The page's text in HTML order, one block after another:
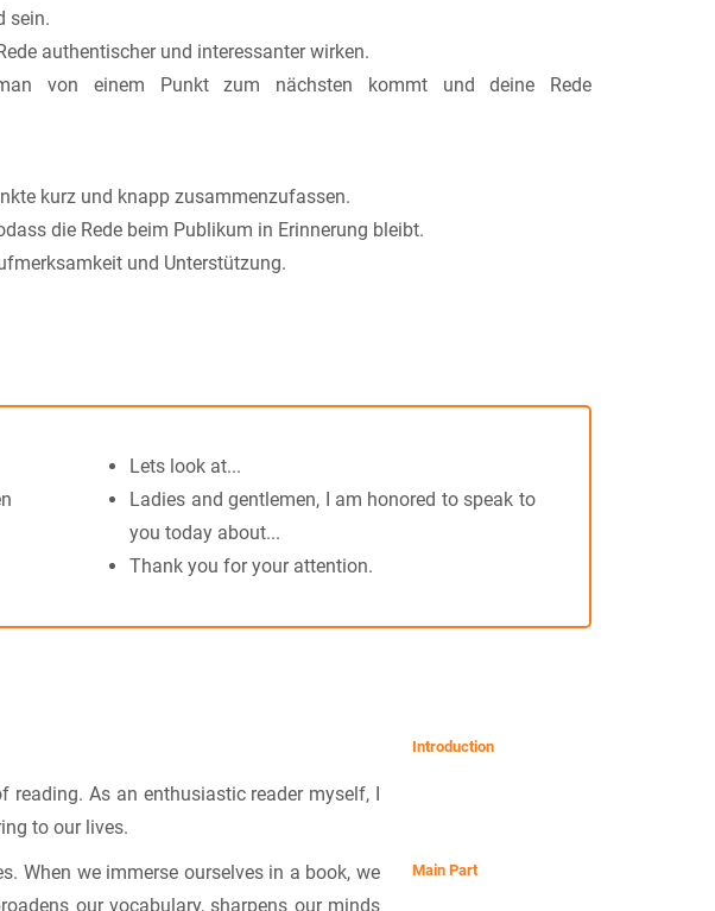
sein.
authentischer und interessanter wirken.
von einem Punkt zum nächsten kommt und deine Rede
kurz und knapp zusammenzufassen.
die Rede beim Publikum in Erinnerung bleibt.
und Unterstützung.
Lets look at...
Ladies and gentlemen, I am honored to speak to
you today about...
Thank you for your attention.
As an enthusiastic reader myself, I
to our lives.
Introduction
When we immerse ourselves in a book, we
our vocabulary, sharpens our minds
Main Part